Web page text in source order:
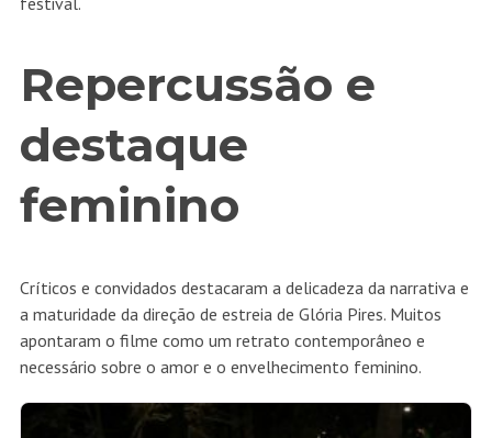
Repercussão e
destaque
feminino
Críticos e convidados destacaram a delicadeza da narrativa e
a maturidade da direção de estreia de Glória Pires. Muitos
apontaram o filme como um retrato contemporâneo e
necessário sobre o amor e o envelhecimento feminino.